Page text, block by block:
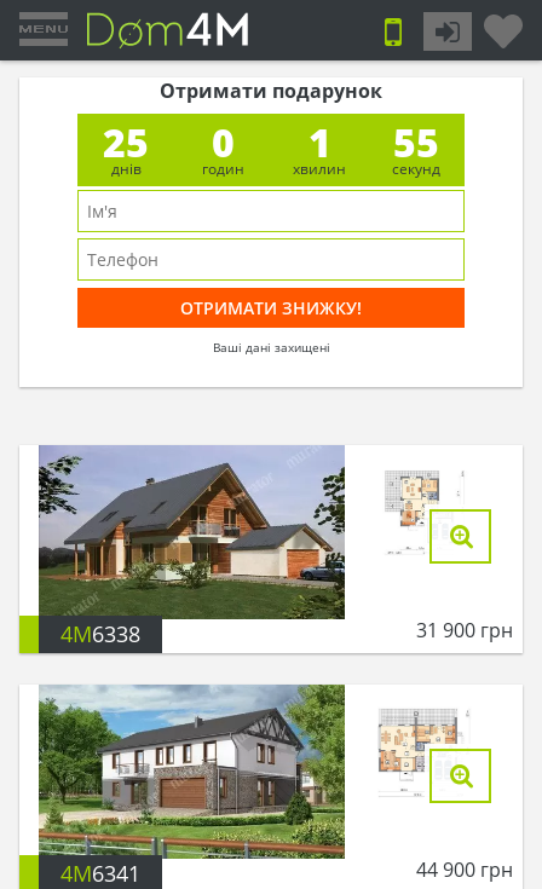
Отримати подарунок
25
днів
0
годин
1
хвилин
54
секунд
Ваші дані захищені
4M6338 31 900 грн
4M6341 44 900 грн